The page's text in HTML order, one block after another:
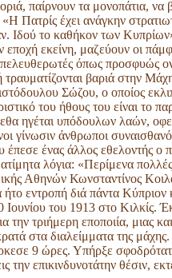
παίρνουν τα μονοπάτια,
έχει ανάγκην
Ιδού το καθήκον των
εποχή εκείνη, μαζεύουν οι
όπως προσφυώς
τραυματίζονται βαριά στην
Σώζου, ο οποίος
του ήθους του είναι το
ηγέται υπόδουλων λαών,
γίνωσιν άνθρωποι
έπεσε ένας άλλος εθελοντής
λόγια: «Περίμενα
Αθηνών Κωνσταντίνος
εντροπή διά πάντα
Ιουνίου του 1913 στο
την τριήμερη εποποιία, μιας
στα διαλείμματα της μάχης.
9 ώρες. Υπήρξε
την επικινδυνοτάτην θέσιν,